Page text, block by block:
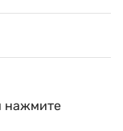
нажмите